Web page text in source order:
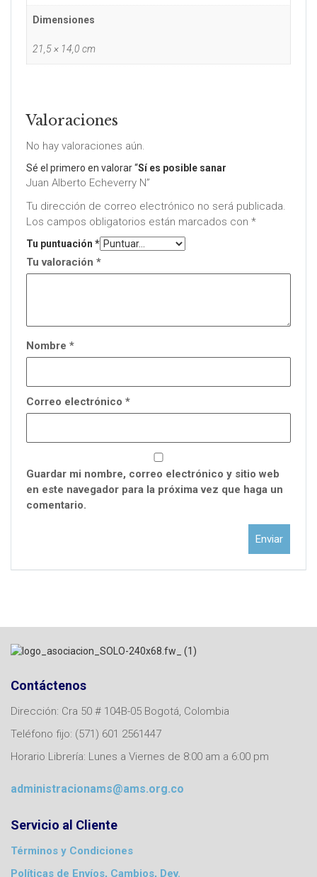
Dimensiones
21,5 × 14,0 cm
Valoraciones
No hay valoraciones aún.
Sé el primero en valorar “Sí es posible sanar
Juan Alberto Echeverry N”
Tu dirección de correo electrónico no será publicada.
Los campos obligatorios están marcados con *
Tu puntuación *
Tu valoración *
Nombre *
Correo electrónico *
Guardar mi nombre, correo electrónico y sitio web
en este navegador para la próxima vez que haga un
comentario.
Contáctenos
Dirección: Cra 50 # 104B-05 Bogotá, Colombia
Teléfono fijo: (571) 601 2561447
Horario Librería: Lunes a Viernes de 8:00 am a 6:00 pm
administracionams@ams.org.co
Servicio al Cliente
Términos y Condiciones
Políticas de Envíos, Cambios, Dev.